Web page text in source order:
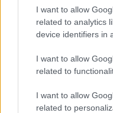
I want to allow
related to analytics
device identifiers in
I want to allow
related to
I want to allow
related to
Új